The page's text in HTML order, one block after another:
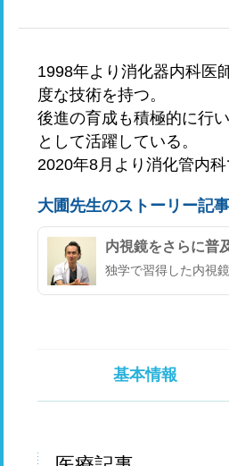
1998年より消化器内科医
度な技術を持つ。
後進の育成も積極的に行
として活躍している。
2020年8月より消化管内
大圃先生のストーリー記事
内視鏡をさらに普
独学で習得した内視
基本情報